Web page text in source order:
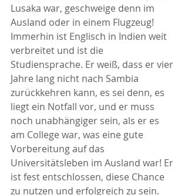
Lusaka war, geschweige denn im
Ausland oder in einem Flugzeug!
Immerhin ist Englisch in Indien weit
verbreitet und ist die
Studiensprache. Er weiß, dass er vier
Jahre lang nicht nach Sambia
zurückkehren kann, es sei denn, es
liegt ein Notfall vor, und er muss
noch unabhängiger sein, als er es
am College war, was eine gute
Vorbereitung auf das
Universitätsleben im Ausland war! Er
ist fest entschlossen, diese Chance
zu nutzen und erfolgreich zu sein.